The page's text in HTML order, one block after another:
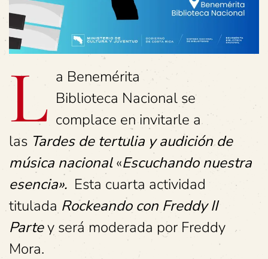
L a Benemérita
Biblioteca Nacional se
complace en invitarle a
las Tardes de tertulia y audición de
música nacional«Escuchando nuestra
esencia». Esta cuarta actividad
titulada Rockeando con Freddy II
Partey será moderada por Freddy
Mora.